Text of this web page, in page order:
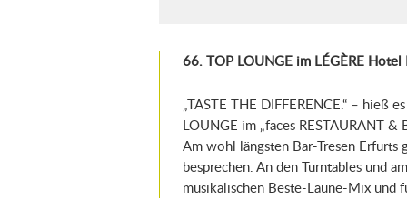
66. TOP LOUNGE im LÉGÈRE Hotel
„TASTE THE DIFFERENCE.“ – hieß
LOUNGE im „faces RESTAURANT
Am wohl längsten Bar-Tresen Erfurts
besprechen. An den Turntables und
musikalischen Beste-Laune-Mix und